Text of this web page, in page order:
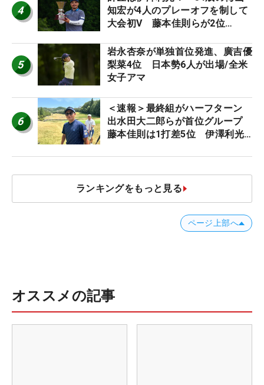
4
知宏が4人のプレーオフを制して
大会初V 藤本佳則らが2位
5
岩永杏奈が単独首位発進、廣吉優
梨菜4位 日本勢6人が出場/全米
女子アマ
6
＜速報＞最終組がハーフターン
出水田大二郎らが首位グループ
藤本佳則は1打差5位 伊澤利光
JOYX OPEN】
ランキングをもっと見る
ページ上部へ
オススメの記事